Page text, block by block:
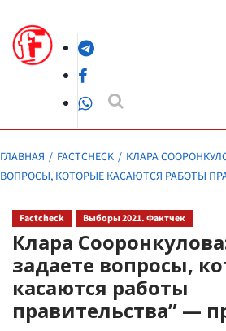
содержимомуTelegram
Facebook
WhatsApp
ГЛАВНАЯ FACTCHECK
КЛАРА
ВОПРОСЫ, КОТОРЫЕ КАСАЮТСЯ РАБОТЫ
Factcheck Выборы 2021. Фактчек
Клара
задаете вопросы,
касаются работы
правительства” —